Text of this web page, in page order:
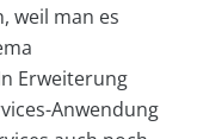
weil man es
Erweiterung
Anwendung